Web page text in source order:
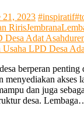
21, 2023 #inspiratif
RirisJembrana
Desa Adat
Usaha LPD Desa
berperan
menyediakan akses
dan juga
desa.